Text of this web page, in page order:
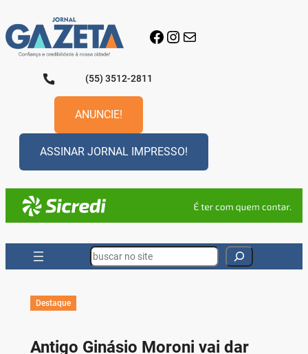
para
o
conteúdo
Facebook
Instagram
E-mail
(55) 3512-2811
ANUNCIE!
ASSINAR JORNAL IMPRESSO!
Search
Destaque
Antigo Ginásio Moroni vai dar